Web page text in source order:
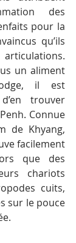
des
pour la
qu’ils
un aliment
il est
trouver
Connue
de Khyang,
facilement
que des
chariots
cuits,
sur le pouce